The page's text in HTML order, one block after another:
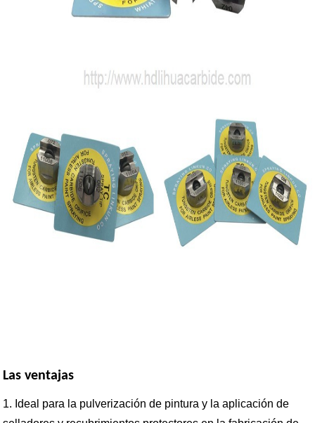
Las ventajas
1. Ideal para la pulverización de pintura y la aplicación de